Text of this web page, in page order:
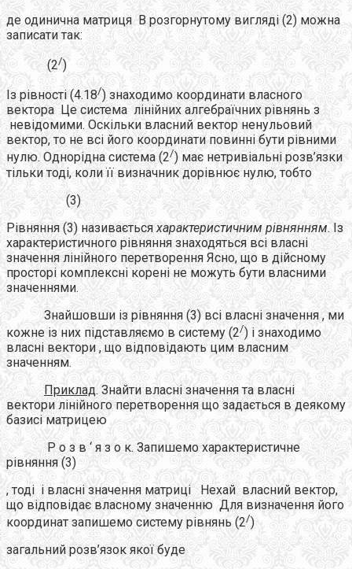
де одинична матриця В розгорнутому вигляді (2) можна
записати так:
(2/)
Із рівності (4.18/) знаходимо координати власного
вектора Це система лінійних алгебраїчних рівнянь з
невідомими. Оскільки власний вектор ненульовий
вектор, то не всі його координати повинні бути рівними
нулю. Однорідна система (2/) має нетривіальні розв’язки
тільки тоді, коли її визначник дорівнює нулю, тобто
(3)
Рівняння (3) називається характеристичним рівнянням. Із
характеристичного рівняння знаходяться всі власні
значення лінійного перетворення Ясно, що в дійсному
просторі комплексні корені не можуть бути власними
значеннями.
Знайшовши із рівняння (3) всі власні значення , ми
кожне із них підставляємо в систему (2/) і знаходимо
власні вектори , що відповідають цим власним
значенням.
Приклад. Знайти власні значення та власні
вектори лінійного перетворення що задається в деякому
базисі матрицею
Р о з в ‘ я з о к. Запишемо характеристичне
рівняння (3)
, тоді і власні значення матриці Нехай власний вектор,
що відповідає власному значенню Для визначення його
координат запишемо систему рівнянь (2/)
загальний розв’язок якої буде